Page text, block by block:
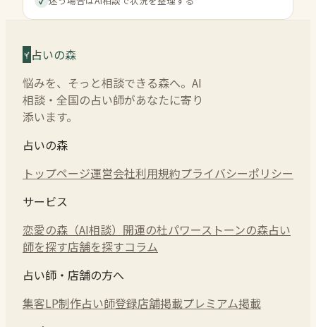
占いの森
悩みを、そっと相談できる森へ。AI
相談・全国の占い師があなたに寄り
添います。
占いの森
トップページ運営会社利用規約プライバシーポリシー
サービス
恋愛の森（AI相談） 開運の杜パワーストーンの森占い
師を探す店舗を探すコラム
占い師・店舗の方へ
集客LP制作占い師登録店舗掲載プレミアム掲載